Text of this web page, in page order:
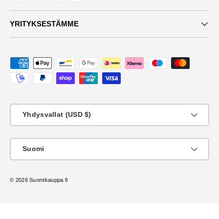
YRITYKSESTÄMME
Maksutavat
Yhdysvallat (USD $)
Suomi
© 2026Suomikauppa.fi